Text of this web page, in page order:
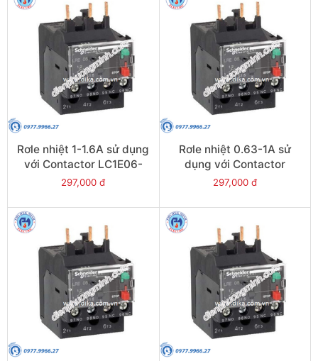
Rơle nhiệt 1-1.6A sử dụng
với Contactor LC1E06-
E38 - Model LRE06
297,000 đ
Rơle nhiệt 0.63-1A sử
dụng với Contactor
LC1E06-E38 - Model
297,000 đ